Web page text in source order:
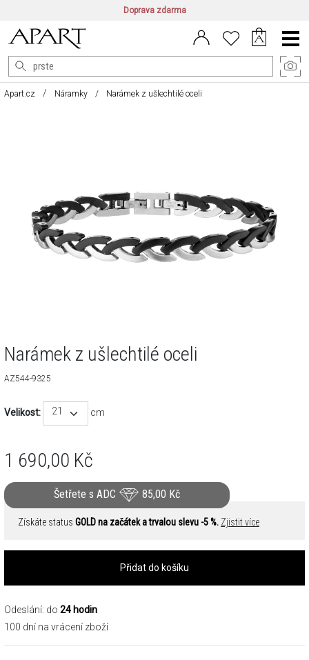
Doprava zdarma
CZ/CZK | EN/EUR PL/PLN
Main
Menu
Apart.cz Náramky Narámek z ušlechtilé oceli
Narámek z ušlechtilé oceli
AZ544-9325
Velikost: 21 cm
1 690,00 Kč
Šetřete s ADC 85,00 Kč
Získáte status GOLD na začátek a trvalou slevu -5 %. Zjistit více
Přidat do košíku
Odeslání: do 24 hodin
100 dní na vrácení zboží